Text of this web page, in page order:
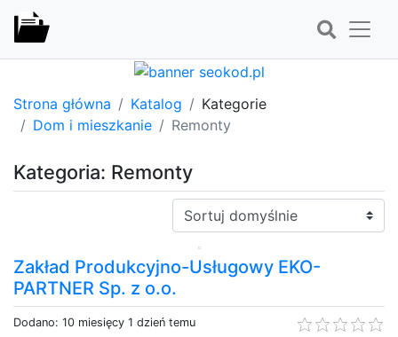
Strona główna Katalog
Kategorie
Dom i mieszkanie
Remonty
Kategoria: Remonty
Sortuj:
Zakład Produkcyjno-Usługowy EKO-
PARTNER Sp. z o.o.
Dodano: 10 miesięcy 1 dzień temu